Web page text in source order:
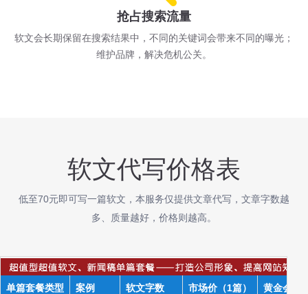
抢占搜索流量
软文会长期保留在搜索结果中，不同的关键词会带来不同的曝光；
维护品牌，解决危机公关。
软文代写价格表
低至70元即可写一篇软文，本服务仅提供文章代写，文章字数越
多、质量越好，价格则越高。
单篇套餐类型 案例 软文字数 市场价（1篇） 黄金会员